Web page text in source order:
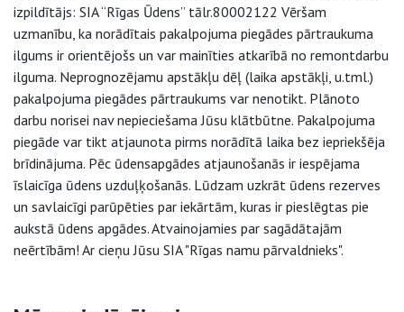
izpildītājs: SIA “Rīgas Ūdens” tālr.80002122 Vēršam
uzmanību, ka norādītais pakalpojuma piegādes pārtraukuma
ilgums ir orientējošs un var mainīties atkarībā no remontdarbu
ilguma. Neprognozējamu apstākļu dēļ (laika apstākļi, u.tml.)
pakalpojuma piegādes pārtraukums var nenotikt. Plānoto
darbu norisei nav nepieciešama Jūsu klātbūtne. Pakalpojuma
piegāde var tikt atjaunota pirms norādītā laika bez iepriekšēja
brīdinājuma. Pēc ūdensapgādes atjaunošanās ir iespējama
īslaicīga ūdens uzduļķošanās. Lūdzam uzkrāt ūdens rezerves
un savlaicīgi parūpēties par iekārtām, kuras ir pieslēgtas pie
aukstā ūdens apgādes. Atvainojamies par sagādātajām
neērtībām! Ar cieņu Jūsu SIA "Rīgas namu pārvaldnieks".